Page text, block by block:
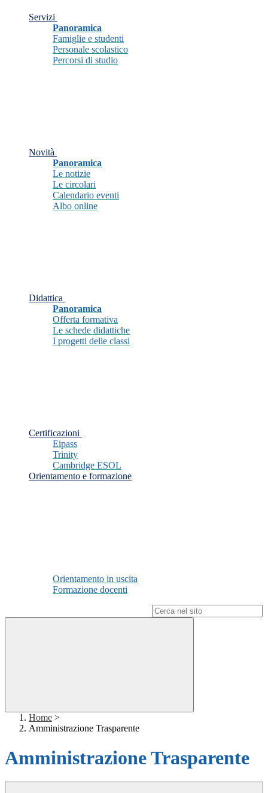
Servizi
Panoramica
Famiglie e studenti
Personale scolastico
Percorsi di studio
Novità
Panoramica
Le notizie
Le circolari
Calendario eventi
Albo online
Didattica
Panoramica
Offerta formativa
Le schede didattiche
I progetti delle classi
Certificazioni
Eipass
Trinity
Cambridge ESOL
Orientamento e formazione
Orientamento in uscita
Formazione docenti
Home >
Amministrazione Trasparente
Amministrazione Trasparente